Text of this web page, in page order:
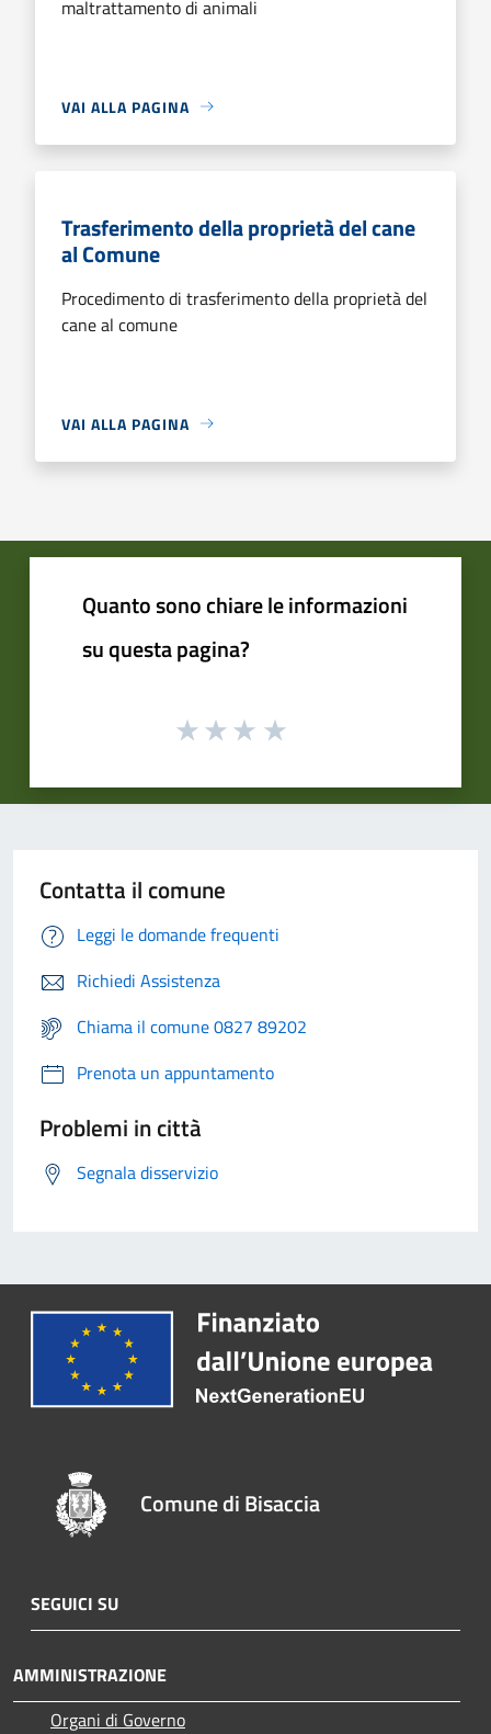
maltrattamento di animali
VAI ALLA PAGINA
Trasferimento della proprietà del cane
al Comune
Procedimento di trasferimento della proprietà del
cane al comune
VAI ALLA PAGINA
Quanto sono chiare le informazioni
su questa pagina?
Contatta il comune
Leggi le domande frequenti
Richiedi Assistenza
Chiama il comune 0827 89202
Prenota un appuntamento
Problemi in città
Segnala disservizio
Comune di Bisaccia
SEGUICI SU
AMMINISTRAZIONE
Organi di Governo